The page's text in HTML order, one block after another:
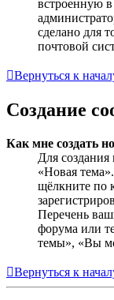
встроенную
сделано для
почтовой
Вернуться к
Создание
Как мне создать
Для
«Новая
щёлкните по
Перечень
форума или
темы», «Вы
Вернуться к